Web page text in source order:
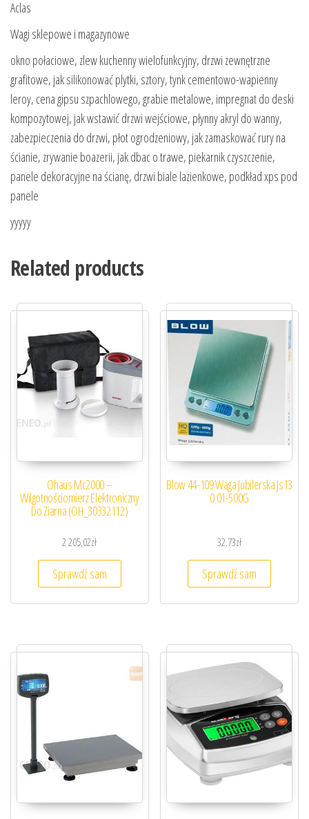
Aclas
Wagi sklepowe i magazynowe
okno połaciowe, zlew kuchenny wielofunkcyjny, drzwi zewnętrzne
grafitowe, jak silikonować plytki, sztory, tynk cementowo-wapienny
leroy, cena gipsu szpachlowego, grabie metalowe, impregnat do deski
kompozytowej, jak wstawić drzwi wejściowe, płynny akryl do wanny,
zabezpieczenia do drzwi, płot ogrodzeniowy, jak zamaskować rury na
ścianie, zrywanie boazerii, jak dbac o trawe, piekarnik czyszczenie,
panele dekoracyjne na ścianę, drzwi biale lazienkowe, podkład xps pod
panele
yyyyy
Related products
Ohaus Mc2000 –
Wilgotnościomierz Elektroniczny
Do Ziarna (OH_30332112)
2 205,02zł
Sprawdź sam
Blow 44-109 Waga Jubilerska Js13
0 01-500G
32,73zł
Sprawdź sam